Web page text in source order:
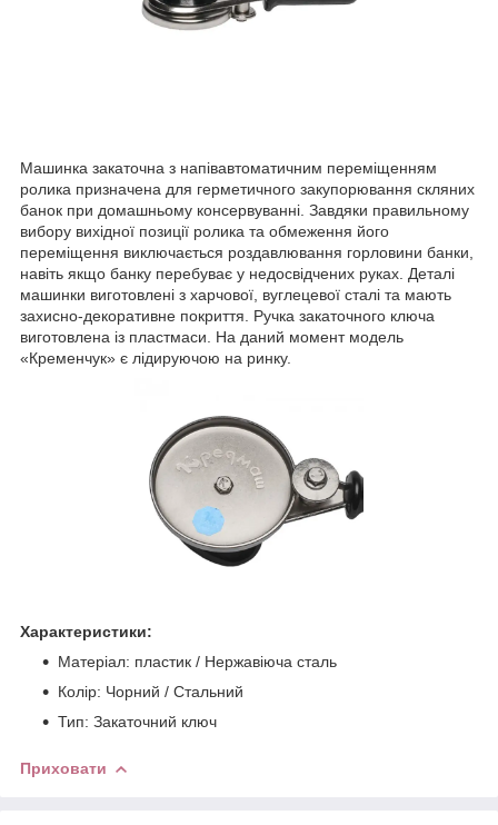
Машинка закаточна з напівавтоматичним переміщенням
ролика призначена для герметичного закупорювання скляних
банок при домашньому консервуванні. Завдяки правильному
вибору вихідної позиції ролика та обмеження його
переміщення виключається роздавлювання горловини банки,
навіть якщо банку перебуває у недосвідчених руках. Деталі
машинки виготовлені з харчової, вуглецевої сталі та мають
захисно-декоративне покриття. Ручка закаточного ключа
виготовлена із пластмаси. На даний момент модель
«Кременчук» є лідируючою на ринку.
Характеристики:
Матеріал: пластик / Нержавіюча сталь
Колір: Чорний / Стальний
Тип: Закаточний ключ
Приховати